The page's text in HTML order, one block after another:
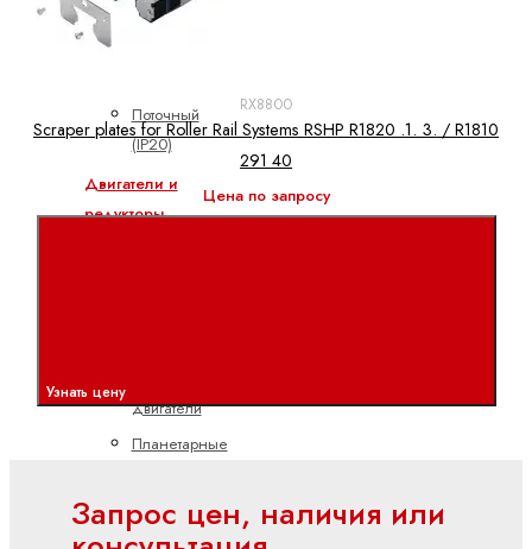
Полевая
Поточный
(IP20)
Двигатели и
редукторы
двигатели
Планетарные
Синхронные
линейные
RX8800
Scraper plates for Roller Rail Systems RSHP R1820 .1. 3. / R1810
291 40
Цена по запросу
Узнать цену
Запрос цен, наличия или